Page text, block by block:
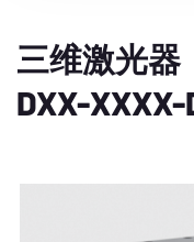
三维激光器
DXX-XXXX-